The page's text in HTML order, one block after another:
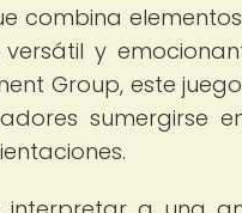
combina
y
Group, este
sumergirse